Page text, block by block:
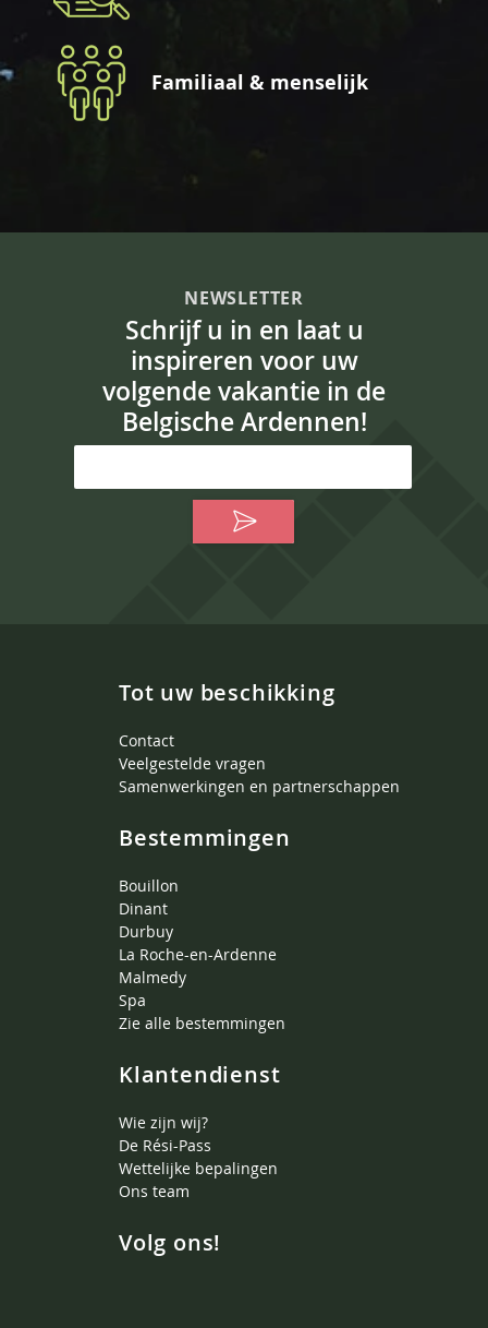
Familiaal & menselijk
NEWSLETTER
Schrijf u in en laat u
inspireren voor uw
volgende vakantie in de
Belgische Ardennen!
Tot uw beschikking
Contact
Veelgestelde vragen
Samenwerkingen en partnerschappen
Bestemmingen
Bouillon
Dinant
Durbuy
La Roche-en-Ardenne
Malmedy
Spa
Zie alle bestemmingen
Klantendienst
Wie zijn wij?
De Rési-Pass
Wettelijke bepalingen
Ons team
Volg ons!